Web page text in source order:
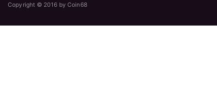
Copyright © 2016 by Coin68